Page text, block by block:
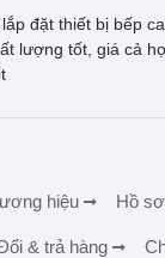
đặt thiết bị bếp
lượng tốt, giá cả
hiệu Hồ
& trả hàng